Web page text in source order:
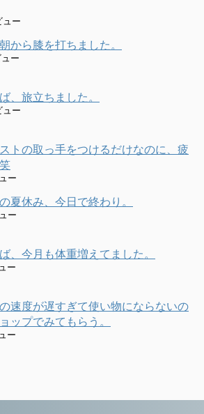
ュー
から膝を打ちました。
ー
、旅立ちました。
ュー
トの取っ手をつけるだけなのに、疲
ー
夏休み、今日で終わり。
ー
、今月も体重増えてました。
ー
速度が遅すぎて使い物にならないの
ップでみてもらう。
ー